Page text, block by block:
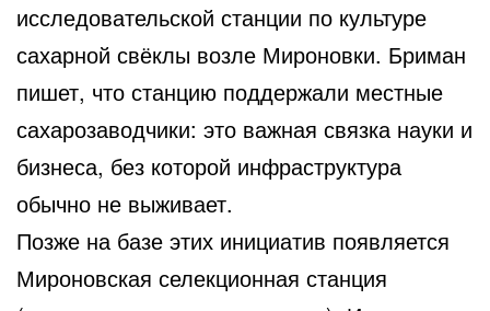
исследовательской станции по культуре
сахарной свёклы возле Мироновки. Бриман
пишет, что станцию поддержали местные
сахарозаводчики: это важная связка науки и
бизнеса, без которой инфраструктура
обычно не выживает.
Позже на базе этих инициатив появляется
Мироновская селекционная станция